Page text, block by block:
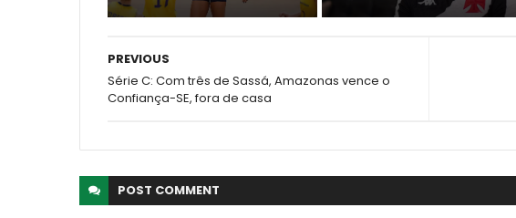
PREVIOUS
Série C: Com três de Sassá, Amazonas vence o
Confiança-SE, fora de casa
POST COMMENT